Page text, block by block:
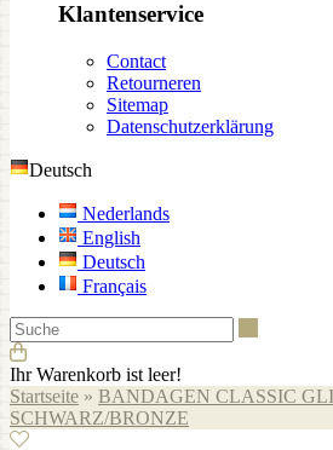
Klantenservice
Contact
Retourneren
Sitemap
Datenschutzerklärung
Deutsch
Nederlands
English
Deutsch
Français
Ihr Warenkorb ist leer!
Startseite » BANDAGEN CLASSIC
SCHWARZ/BRONZE